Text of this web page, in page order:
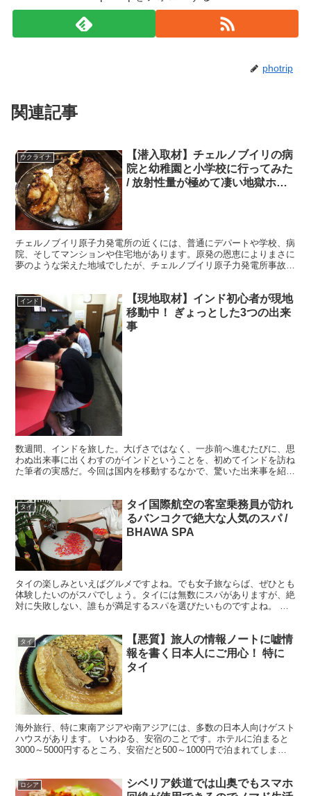
photrip
関連記事
ウクライナ
【潜入取材】チェルノブイリの病
院と幼稚園と小学校に行ってみた
/ 放射性量が極めて凄い地獄ホッ
チェルノブイリ原子力発電所の近くには、普通にデパートや学校、病
院、そしてマンションや住宅地があります。原発の恩恵によりまさに
夢のような栄えた地域でしたが、チェルノブイリ原子力発電所事故に
インド
【現地取材】インド初心者が現地
移動中！ ぎょっとした3つの出来
事
数週間、インドを旅した。大げさではなく、一歩前へ進むたびに、思
わぬ出来事に出くわすのがインドということを、初めてインドを訪ね
た筆者の実感だ。今回は国内を移動するなかで、驚いた出来事を紹介
タイ
タイ国際航空の客室乗務員が訪れ
るバンコクで絶大な人気のスパ /
BHAWA SPA
タイの楽しみといえばグルメですよね。でも女子旅ならば、ぜひとも
体験したいのがスパでしょう。タイには無数にスパがありますが、絶
対に失敗しない、誰もが満足するスパを選びたいものですよね。 ・
タイ
【悪質】旅人の情報ノートに嘘情
報を書く日本人にご用心！ 特に
タイ
海外旅行、特に東南アジアや南アジアには、多数の日本人向けゲスト
ハウスがあります。 いわゆる、安宿のことです。ホテルに泊まると
3000～5000円するところ、安宿だと500～1000円で泊まれてしまい
ロシア
シベリア鉄道では山奥でもスマホ